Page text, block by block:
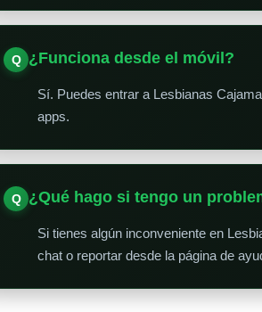
¿Funciona desde el móvil?
Sí. Puedes entrar a Lesbianas
apps.
¿Qué hago si tengo un
Si tienes algún inconveniente en
chat o reportar desde la página de